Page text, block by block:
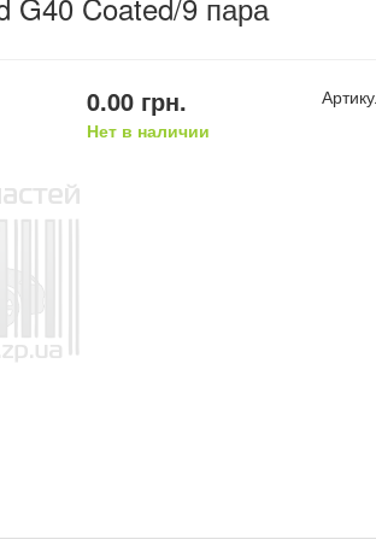
0.00 грн.
Нет в наличии